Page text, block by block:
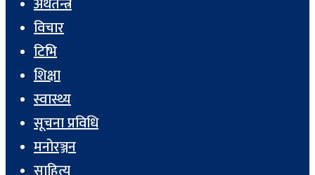
विचार
टिभि
शिक्षा
स्वास्थ्य
सूचना प्रविधि
मनोरञ्जन